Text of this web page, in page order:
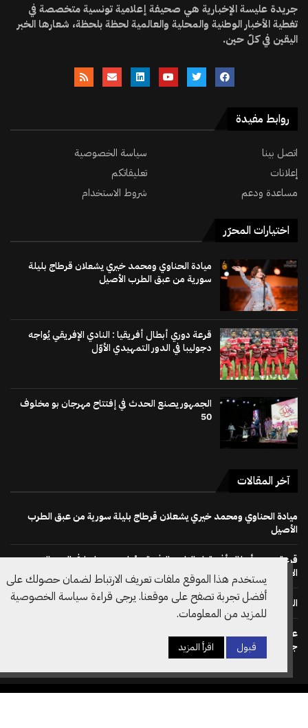
جريدة عليسة الإخبارية هي صحيفة إعلامية تونسية متخصصة في
تغطية الأخبار الوطنية والمحلية والعالمية لحظة بلحظة، شعارها الخبر
اليقين في كلّ حين.
روابط مفيدة
اتصل بينا
سياسة الخصوصية
إعلانات
تعليقاتكم
مساعدة ودعم
شروط الاستخدام
اختيارات المحرّر
ميادة الحناوي ومحمد خيري يشعلان قرطاج بليلة
سورية من عبق الطرب الأصيل
قرعة دوري أبطال أفريقيا : النادي الإفريقي يُواجه
دجوليبا في الدور التمهيدي الأوّل
الجمهور يصنع الحدث في إفتتاح مهرجان بو مخلوف
50
آخر المقالات
ميادة الحناوي ومحمد خيري يشعلان قرطاج بليلة سورية من عبق الطرب
الأصيل
قرعة دوري أبطال أفريقيا : النادي الإفريقي يُواجه دجوليبا في الدور التمهيدي
الأوّل
الجمهور يصنع الحدث في إفتتاح مهرجان بو مخلوف 50
على خطى نظيره الويلزي: الاتحاد الانقليزي لكرة القدم يسحب دعم ترشح
جياني انفانتينو لرئاسة الفيفا مجددا
يستخدم هذا الموقع ملفات تعريف الارتباط لضمان حصولك على
أفضل تجربة تصفح على موقعنا. يرجى قراءة سياسة الخصوصية
للمزيد من المعلومات.
قبول اقرأ المزيد